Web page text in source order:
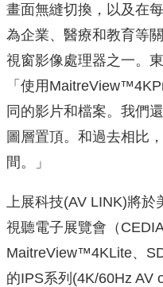
畫面無縫切換，以及在
為企業、醫療和教育等
視窗影像處理器之一。
「使用
同的影片和檔案。我們
圖層置頂。和過去相比
間。」
上展科技(AV LINK)將
視聽電子展覽會（
MaitreView™4KLite、
的IPS系列(4K/60Hz AV